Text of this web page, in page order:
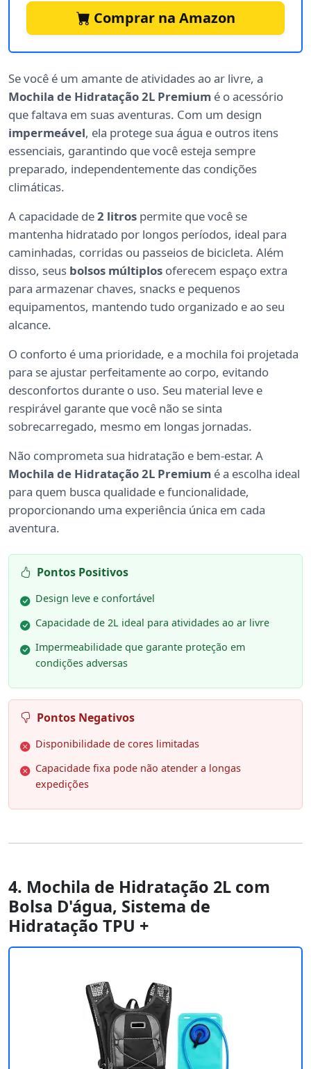
Comprar na Amazon
Se você é um amante de atividades ao ar livre, a
Mochila de Hidratação 2L Premium é o acessório
que faltava em suas aventuras. Com um design
impermeável, ela protege sua água e outros itens
essenciais, garantindo que você esteja sempre
preparado, independentemente das condições
climáticas.
A capacidade de2 litros permite que você se
mantenha hidratado por longos períodos, ideal para
caminhadas, corridas ou passeios de bicicleta. Além
disso, seus bolsos múltiplos oferecem espaço extra
para armazenar chaves, snacks e pequenos
equipamentos, mantendo tudo organizado e ao seu
alcance.
O conforto é uma prioridade, e a mochila foi projetada
para se ajustar perfeitamente ao corpo, evitando
desconfortos durante o uso. Seu material leve e
respirável garante que você não se sinta
sobrecarregado, mesmo em longas jornadas.
Não comprometa sua hidratação e bem-estar. A
Mochila de Hidratação 2L Premium é a escolha ideal
para quem busca qualidade e funcionalidade,
proporcionando uma experiência única em cada
aventura.
Pontos Positivos
Design leve e confortável
Capacidade de 2L ideal para atividades ao ar livre
Impermeabilidade que garante proteção em
condições adversas
Pontos Negativos
Disponibilidade de cores limitadas
Capacidade fixa pode não atender a longas
expedições
4. Mochila de Hidratação 2L com
Bolsa D'água, Sistema de
Hidratação TPU +